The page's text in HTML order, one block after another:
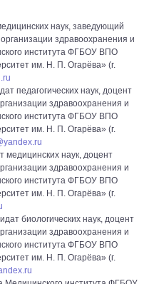
наук, заведующий
здравоохранения и
института ФГБОУ ВПО
им. Н. П. Огарёва» (г.
педагогических наук, доцент
здравоохранения и
института ФГБОУ ВПО
им. Н. П. Огарёва» (г.
медицинских наук, доцент
здравоохранения и
института ФГБОУ ВПО
им. Н. П. Огарёва» (г.
биологических наук, доцент
здравоохранения и
института ФГБОУ ВПО
им. Н. П. Огарёва» (г.